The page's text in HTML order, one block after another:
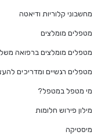
מחשבוני קלוריות ודיאטה
מטפלים מומלצים
מטפלים מומלצים ברפואה
מטפלים רגשיים ומדריכים
מי מטפל במטפל?
מילון פירוש חלומות
מיסטיקה